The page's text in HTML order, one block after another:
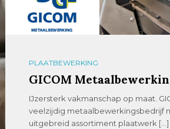
PLAATBEWERKING
GICOM
IJzersterk vakmanschap op maat.
veelzijdig metaalbewerkingsbedrijf
uitgebreid assortiment plaatwerk […]